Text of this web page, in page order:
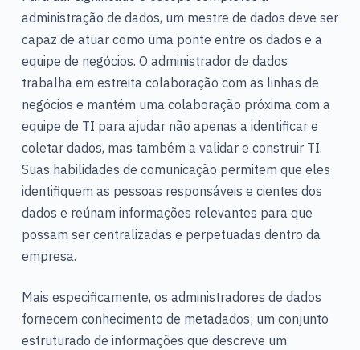
administração de dados, um mestre de dados deve ser
capaz de atuar como uma ponte entre os dados e a
equipe de negócios. O administrador de dados
trabalha em estreita colaboração com as linhas de
negócios e mantém uma colaboração próxima com a
equipe de TI para ajudar não apenas a identificar e
coletar dados, mas também a validar e construir TI.
Suas habilidades de comunicação permitem que eles
identifiquem as pessoas responsáveis e cientes dos
dados e reúnam informações relevantes para que
possam ser centralizadas e perpetuadas dentro da
empresa.
Mais especificamente, os administradores de dados
fornecem conhecimento de metadados; um conjunto
estruturado de informações que descreve um